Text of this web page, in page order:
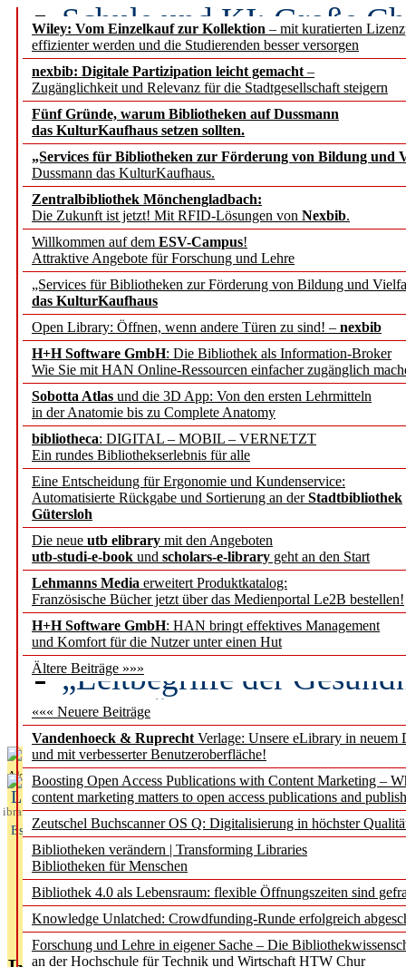
Wiley: Vom Einzelkauf zur Kollektion – mit kuratierten
effizienter werden und die Studierenden besser versorgen
nexbib: Digitale Partizipation leicht gemacht –
Zugänglichkeit und Relevanz für die Stadtgesellschaft steigern
Fünf Gründe, warum Bibliotheken auf Dussmann
das KulturKaufhaus setzen sollten.
„Services für Bibliotheken zur Förderung von Bildung und
Dussmann das KulturKaufhaus.
Zentralbibliothek Mönchengladbach:
Die Zukunft ist jetzt! Mit RFID-Lösungen von Nexbib.
Willkommen auf dem ESV-Campus!
Attraktive Angebote für Forschung und Lehre
„Services für Bibliotheken zur Förderung von Bildung und
das KulturKaufhaus
Open Library: Öffnen, wenn andere Türen zu sind! – nexbib
H+H Software GmbH: Die Bibliothek als Information-Broker
Wie Sie mit HAN Online-Ressourcen einfacher zugänglich
Sobotta Atlas und die 3D App: Von den ersten Lehrmitteln
in der Anatomie bis zu Complete Anatomy
bibliotheca: DIGITAL – MOBIL – VERNETZT
Ein rundes Bibliothekserlebnis für alle
Eine Entscheidung für Ergonomie und Kundenservice:
Automatisierte Rückgabe und Sortierung an derStadtbibliothek
Gütersloh
Die neue utb elibrary mit den Angeboten
utb-studi-e-book und scholars-e-library geht an den Start
Lehmanns Media erweitert Produktkatalog:
Französische Bücher jetzt über das Medienportal Le2B bestellen!
H+H Software GmbH: HAN bringt effektives Management
und Komfort für die Nutzer unter einen Hut
Ältere Beiträge »»»
««« Neuere Beiträge
Vandenhoeck & Ruprecht Verlage: Unsere eLibrary in neuem
und mit verbesserter Benutzeroberfläche!
Boosting Open Access Publications with Content Marketing –
content marketing matters to open access publications and
Zeutschel Buchscanner OS Q: Digitalisierung in höchster
Bibliotheken verändern | Transforming Libraries
Bibliotheken für Menschen
Bibliothek 4.0 als Lebensraum: flexible Öffnungszeiten sind
Knowledge Unlatched: Crowdfunding-Runde erfolgreich
Forschung und Lehre in eigener Sache – Die
an der Hochschule für Technik und Wirtschaft HTW Chur
Schule und KI: Große
Voraussetzungen
Erfolgreiches erstes
Segment Research –
angepasst
konstruktiv!
Mohr Siebeck
und die Zeitschrift für
Francke Attempto
EBSCO Information
Recherchefunktionen in
Sorbisches Institut neu
Geschichte und
Künstliche Intelligenz
besser zu verstehen
„Leitbegriffe der
des BIÖG erscheinen
Aktuelles aus
L
ibrary
Essentials